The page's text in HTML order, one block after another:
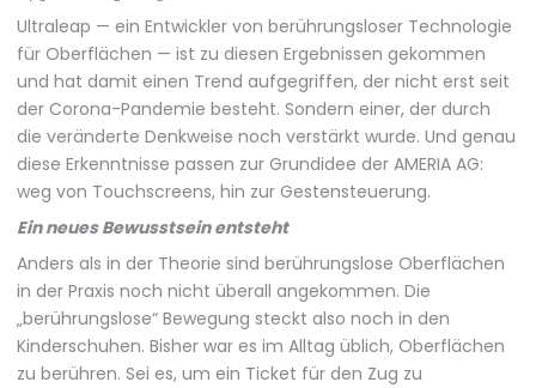
Ultraleap — ein Entwickler von berührungsloser Technologie
für Oberflächen — ist zu diesen Ergebnissen gekommen
und hat damit einen Trend aufgegriffen, der nicht erst seit
der Corona-Pandemie besteht. Sondern einer, der durch
die veränderte Denkweise noch verstärkt wurde. Und genau
diese Erkenntnisse passen zur Grundidee der AMERIA AG:
weg von Touchscreens, hin zur Gestensteuerung.
Ein neues Bewusstsein entsteht
Anders als in der Theorie sind berührungslose Oberflächen
in der Praxis noch nicht überall angekommen. Die
„berührungslose“ Bewegung steckt also noch in den
Kinderschuhen. Bisher war es im Alltag üblich, Oberflächen
zu berühren. Sei es, um ein Ticket für den Zug zu